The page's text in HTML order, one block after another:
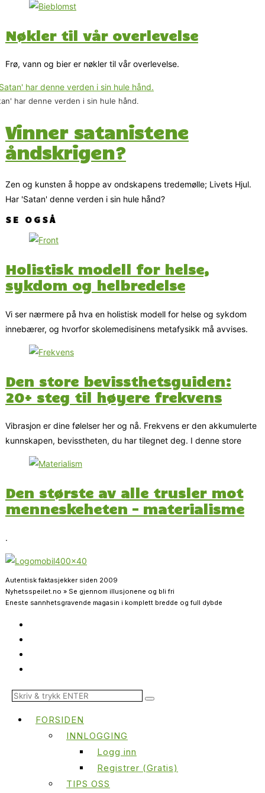
Nøkler til vår overlevelse
Frø, vann og bier er nøkler til vår overlevelse.
har denne verden i sin hule hånd.
Vinner satanistene
åndskrigen?
Zen og kunsten å hoppe av ondskapens tredemølle; Livets Hjul.
Har 'Satan' denne verden i sin hule hånd?
SE OGSÅ
Holistisk modell for helse,
sykdom og helbredelse
Vi ser nærmere på hva en holistisk modell for helse og sykdom
innebærer, og hvorfor skolemedisinens metafysikk må avvises.
Den store bevissthetsguiden:
20+ steg til høyere frekvens
Vibrasjon er dine følelser her og nå. Frekvens er den akkumulerte
kunnskapen, bevisstheten, du har tilegnet deg. I denne store
Den største av alle trusler mot
menneskeheten – materialisme
.
Autentisk faktasjekker siden 2009
Nyhetsspeilet.no » Se gjennom illusjonene og bli fri
Eneste sannhetsgravende magasin i komplett bredde og full dybde
FORSIDEN
INNLOGGING
Logg inn
Registrer (Gratis)
TIPS OSS